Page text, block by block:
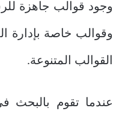
وجود قوالب جاهزة
وقوالب خاصة بإدارة
القوالب المتنوعة.
عندما تقوم بالبحث